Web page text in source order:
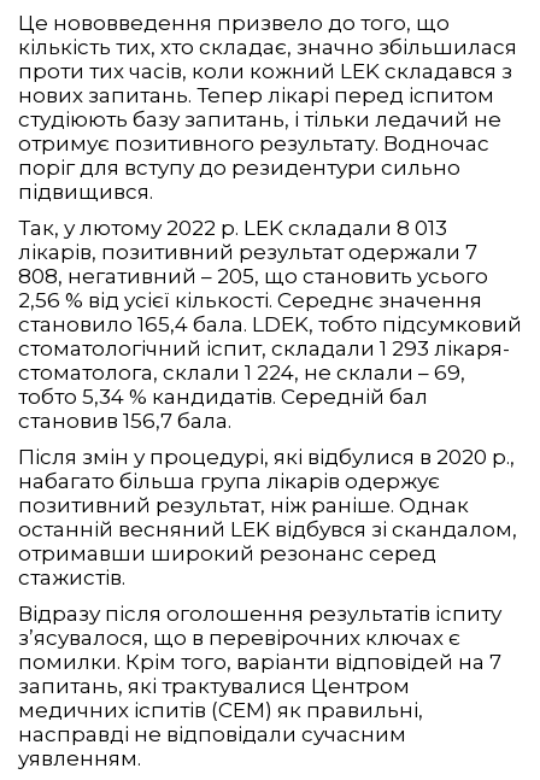
Це нововведення призвело до того, що
кількість тих, хто складає, значно збільшилася
проти тих часів, коли кожний LEK складався з
нових запитань. Тепер лікарі перед іспитом
студіюють базу запитань, і тільки ледачий не
отримує позитивного результату. Водночас
поріг для вступу до резидентури сильно
підвищився.
Так, у лютому 2022 р. LEK складали 8 013
лікарів, позитивний результат одержали 7
808, негативний – 205, що становить усього
2,56 % від усієї кількості. Середнє значення
становило 165,4 бала. LDEK, тобто підсумковий
стоматологічний іспит, складали 1 293 лікаря-
стоматолога, склали 1 224, не склали – 69,
тобто 5,34 % кандидатів. Середній бал
становив 156,7 бала.
Після змін у процедурі, які відбулися в 2020 р.,
набагато більша група лікарів одержує
позитивний результат, ніж раніше. Однак
останній весняний LEK відбувся зі скандалом,
отримавши широкий резонанс серед
стажистів.
Відразу після оголошення результатів іспиту
з’ясувалося, що в перевірочних ключах є
помилки. Крім того, варіанти відповідей на 7
запитань, які трактувалися Центром
медичних іспитів (CEM) як правильні,
насправді не відповідали сучасним
уявленням.